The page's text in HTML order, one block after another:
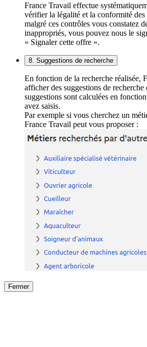
France Travail effectue
vérifier la légalité et la conformité
malgré ces contrôles vous constatez
inappropriés, vous pouvez nous le
« Signaler cette offre ».
8. Suggestions de recherche
En fonction de la recherche réalisée,
afficher des suggestions de recherche
suggestions sont calculées en
avez saisis.
Par exemple si vous cherchez un
France Travail peut vous proposer :
Fermer